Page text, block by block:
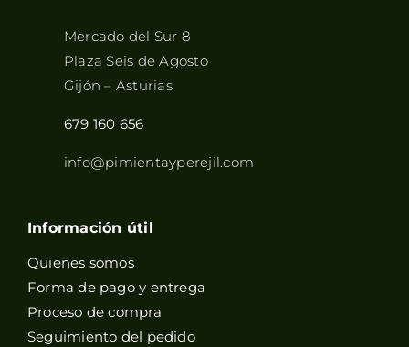
Mercado del Sur 8
Plaza Seis de Agosto
Gijón – Asturias
679 160 656
info@pimientayperejil.com
Información útil
Quienes somos
Forma de pago y entrega
Proceso de compra
Seguimiento del pedido